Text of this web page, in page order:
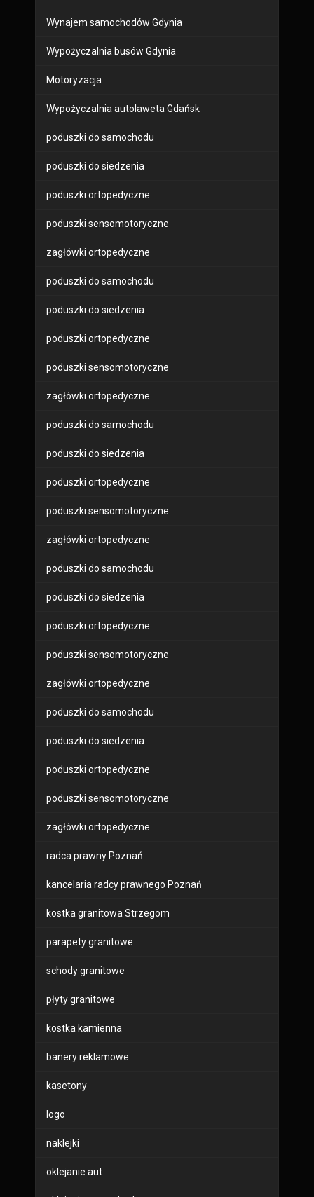
Wynajem samochodów Gdynia
Wypożyczalnia busów Gdynia
Motoryzacja
Wypożyczalnia autolaweta Gdańsk
poduszki do samochodu
poduszki do siedzenia
poduszki ortopedyczne
poduszki sensomotoryczne
zagłówki ortopedyczne
poduszki do samochodu
poduszki do siedzenia
poduszki ortopedyczne
poduszki sensomotoryczne
zagłówki ortopedyczne
poduszki do samochodu
poduszki do siedzenia
poduszki ortopedyczne
poduszki sensomotoryczne
zagłówki ortopedyczne
poduszki do samochodu
poduszki do siedzenia
poduszki ortopedyczne
poduszki sensomotoryczne
zagłówki ortopedyczne
poduszki do samochodu
poduszki do siedzenia
poduszki ortopedyczne
poduszki sensomotoryczne
zagłówki ortopedyczne
radca prawny Poznań
kancelaria radcy prawnego Poznań
kostka granitowa Strzegom
parapety granitowe
schody granitowe
płyty granitowe
kostka kamienna
banery reklamowe
kasetony
logo
naklejki
oklejanie aut